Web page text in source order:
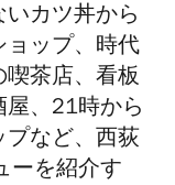
いカツ丼から
ョップ、時代
喫茶店、看板
屋、21時から
プなど、西荻
を紹介す